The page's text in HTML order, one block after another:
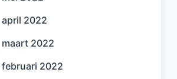
april 2022
maart 2022
februari 2022